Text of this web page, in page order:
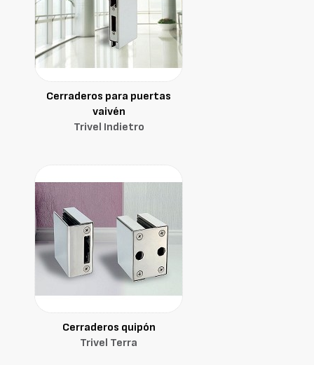
Cerraderos para puertas
vaivén
Trivel Indietro
Cerraderos quipón
Trivel Terra